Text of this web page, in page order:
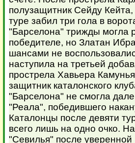
полузащитник Сейду
туре забил три гола в
"Барселона" трижды могла
победителе, но Златан
шансами не
наступила на третьей
прострела Хавьера
защитник каталонского
"Барселона" не смогла
"Реала", победившего
Каталонцы после девяти
всего лишь на одно очко.
"Севилья" после